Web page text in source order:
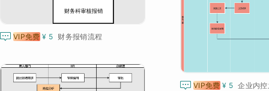
 VIP免费 ¥ 5 财务报销流程
 VIP免费 ¥ 5